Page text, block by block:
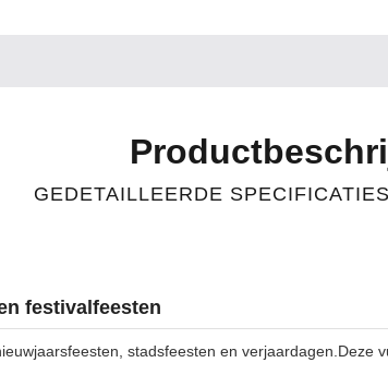
GEDETAILLEERDE
festivalfeesten
stadsfeesten en